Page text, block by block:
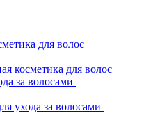
для волос
косметика для волос
за волосами
ухода за волосами